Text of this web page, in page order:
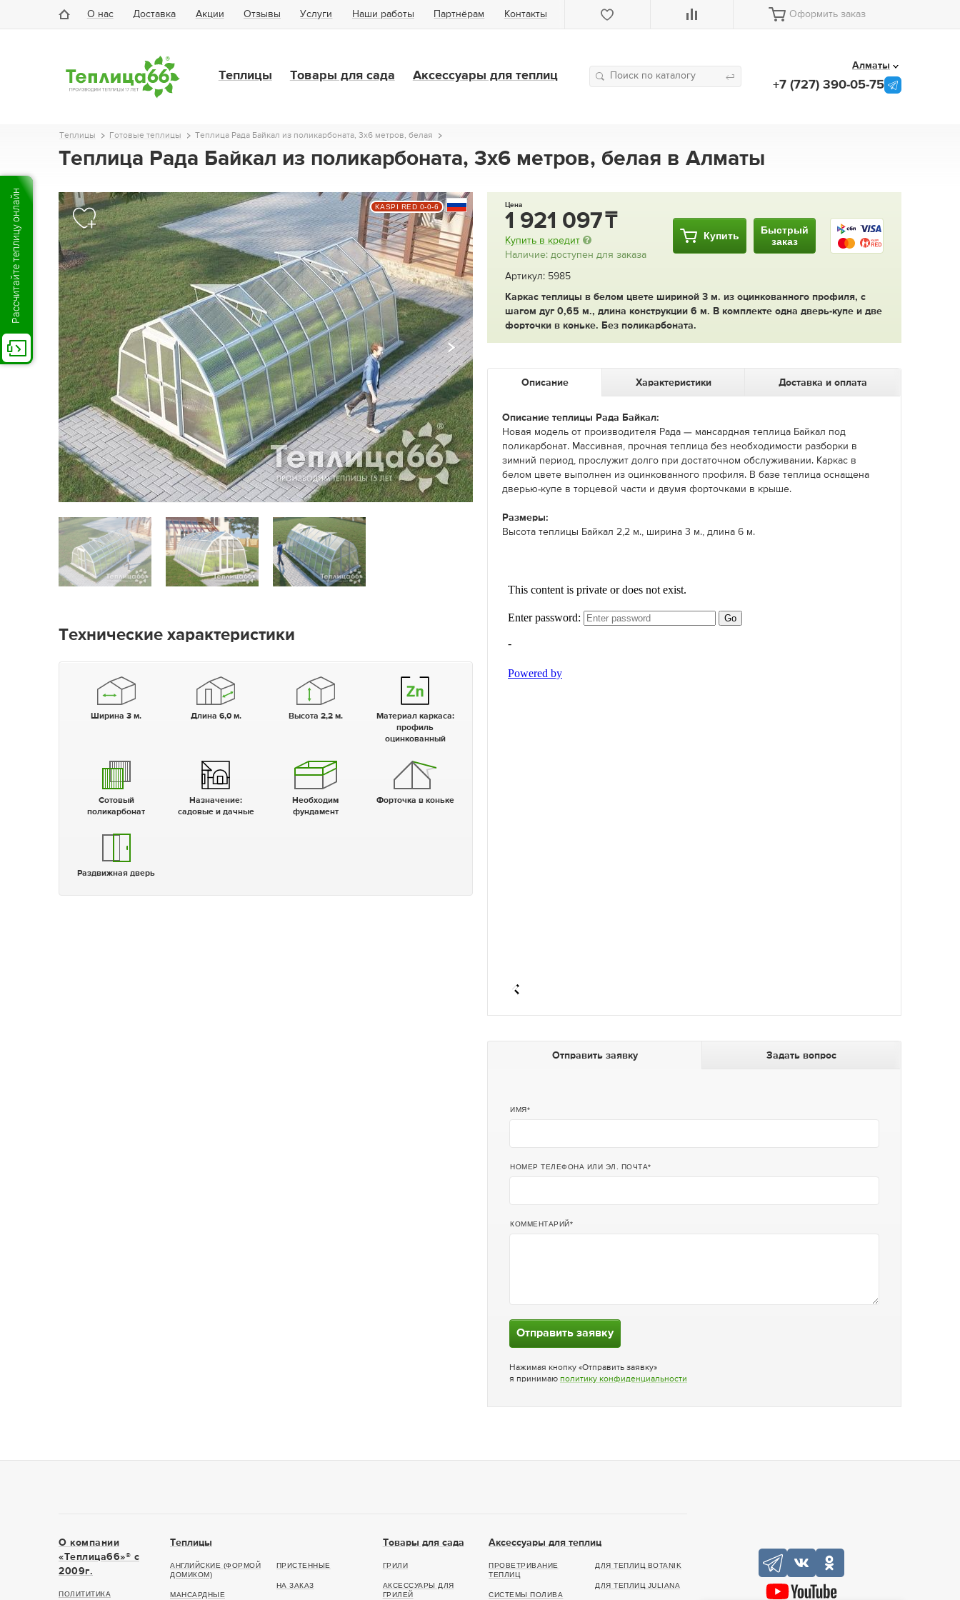
О нас Доставка Акции Отзывы Услуги Наши работы Партнёрам Контакты Оформить заказ
Теплицы Товары для сада Аксессуары для теплиц
Алматы
+7 (727) 390-05-75
Теплицы Готовые теплицы Теплица Рада Байкал из поликарбоната, 3x6 метров, белая
Теплица Рада Байкал из поликарбоната, 3x6 метров, белая в Алматы
KASPI RED 0-0-6
Технические характеристики
Ширина 3 м. Длина 6,0 м. Высота 2,2 м.
Материал каркаса:
профиль
оцинкованный
Сотовый
поликарбонат
Назначение:
садовые и дачные
Необходим
фундамент
Форточка в коньке
Раздвижная дверь
Цена
1 921 097
Купить в кредит
Наличие: доступен для заказа
Купить
Быстрый
заказ
Артикул: 5985
Каркас теплицы в белом цвете шириной 3 м. из оцинкованного профиля, с
шагом дуг 0,65 м., длина конструкции 6 м. В комплекте одна дверь-купе и две
форточки в коньке. Без поликарбоната.
Описание Характеристики Доставка и оплата
Описание теплицы Рада Байкал:
Новая модель от производителя Рада — мансардная теплица Байкал под
поликарбонат. Массивная, прочная теплица без необходимости разборки в
зимний период, прослужит долго при достаточном обслуживании. Каркас в
белом цвете выполнен из оцинкованного профиля. В базе теплица оснащена
дверью-купе в торцевой части и двумя форточками в крыше.
Размеры:
Высота теплицы Байкал 2,2 м., ширина 3 м., длина 6 м.
Отправить заявку Задать вопрос
ИМЯ
НОМЕР ТЕЛЕФОНА ИЛИ ЭЛ. ПОЧТА
КОММЕНТАРИЙ
Отправить заявку
Нажимая кнопку «Отправить заявку»
я принимаю политику конфиденциальности
О компании
«Теплица66»® c
2009г.
ПОЛИТИТИКА
Теплицы
АНГЛИЙСКИЕ (ФОРМОЙ
ДОМИКОМ)
МАНСАРДНЫЕ
ПРИСТЕННЫЕ
НА ЗАКАЗ
Товары для сада
ГРИЛИ
АКСЕССУАРЫ ДЛЯ
ГРИЛЕЙ
Аксессуары для теплиц
ПРОВЕТРИВАНИЕ
ТЕПЛИЦ
СИСТЕМЫ ПОЛИВА
ДЛЯ ТЕПЛИЦ BOTANIK
ДЛЯ ТЕПЛИЦ JULIANA
Рассчитайте теплицу онлайн